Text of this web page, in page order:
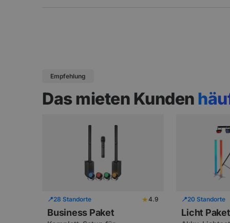
Empfehlung
Das mieten Kunden
📍28 Standorte ★4.9
Business Paket
📍20 Standorte
Licht Paket